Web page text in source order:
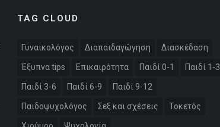
TAG CLOUD
Γυναικολόγος Διαπαιδαγώγηση Διασκέδαση
Έξυπνα tips Επικαιρότητα Παιδί 0-1 Παιδί 1-3
Παιδί 3-6 Παιδί 6-9 Παιδί 9-12
Παιδοψυχολόγος Σεξ και σχέσεις Τοκετός